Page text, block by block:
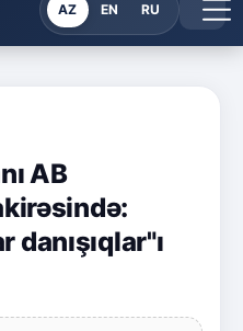
AZ EN RU
AB
danışıqlar"ı